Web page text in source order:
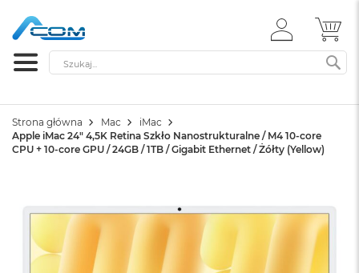
ZALOGUJ
SIĘ
Szukaj
Strona główna Mac
iMac
Apple iMac 24" 4,5K Retina Szkło Nanostrukturalne / M4 10-core
CPU + 10-core GPU / 24GB / 1TB / Gigabit Ethernet / Żółty (Yellow)